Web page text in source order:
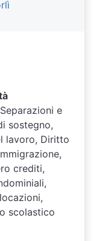
e
sostegno,
lavoro, Diritto
crediti,
scolastico